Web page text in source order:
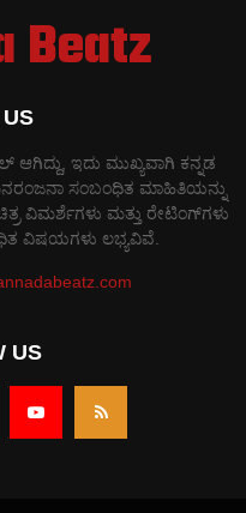
ಆಗಿದ್ದು, ಇದು ಮುಖ್ಯವಾಗಿ ಕನ್ನಡ
ಸಂಬಂಧಿತ ಮಾಹಿತಿಯನ್ನು
ವಿಮರ್ಶೆಗಳು ಮತ್ತು ರೇಟಿಂಗ್‌ಗಳು
ವಿಷಯಗಳು ಲಭ್ಯವಿವೆ.
US